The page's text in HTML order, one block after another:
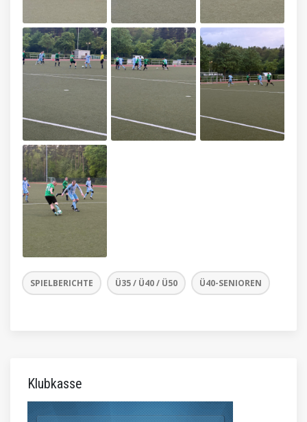
SPIELBERICHTE Ü35 / Ü40 / Ü50 Ü40-SENIOREN
Klubkasse